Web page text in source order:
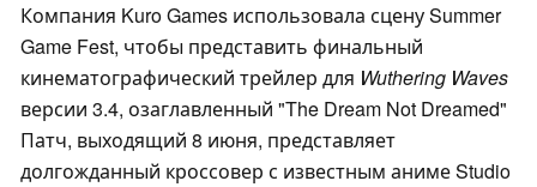
Компания Kuro Games использовала сцену Summer
Game Fest, чтобы представить финальный
кинематографический трейлер для Wuthering Waves
версии 3.4, озаглавленный "The Dream Not Dreamed"
Патч, выходящий 8 июня, представляет
долгожданный кроссовер с известным аниме Studio